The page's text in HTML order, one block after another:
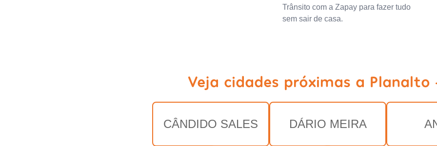
Trânsito com a Zapay para fazer tudo
sem sair de casa.
Veja cidades próximas a Planalto
CÂNDIDO SALES DÁRIO MEIRA